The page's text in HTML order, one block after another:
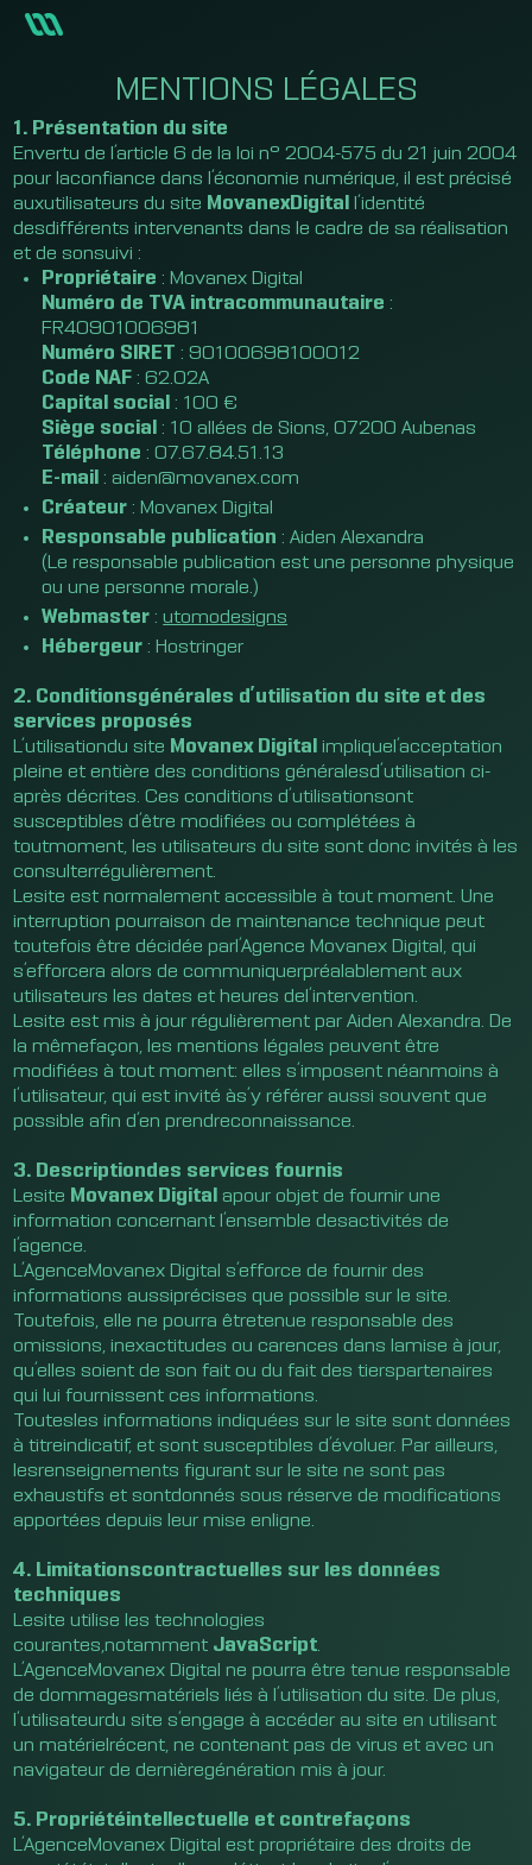
MENTIONS LÉGALES
1. Présentation du site
Envertu de l’article 6 de la loi n° 2004-575 du 21 juin 2004
pour laconfiance dans l’économie numérique, il est précisé
auxutilisateurs du site MovanexDigital
l’identité
desdifférents intervenants dans le cadre de sa réalisation
et de sonsuivi :
Propriétaire : Movanex Digital
Numéro de TVA intracommunautaire :
FR40901006981
Numéro SIRET
: 90100698100012
Code NAF : 62.02A
Capital social : 100 €
Siège social : 10 allées de Sions, 07200 Aubenas
Téléphone : 07.67.84.51.13
E-mail : aiden@movanex.com
Créateur : Movanex Digital
Responsable publication : Aiden Alexandra
(Le responsable publication est une personne physique
ou une personne morale.)
Webmaster :utomodesigns
Hébergeur : Hostringer
2. Conditionsgénérales d’utilisation du site et des
services proposés
L’utilisationdu site Movanex Digital impliquel’acceptation
pleine et entière des conditions généralesd’utilisation ci-
après décrites. Ces conditions d’utilisationsont
susceptibles d’être modifiées ou complétées à
toutmoment, les utilisateurs du site sont donc invités à les
consulterrégulièrement.
Lesite est normalement accessible à tout moment. Une
interruption pourraison de maintenance technique peut
toutefois être décidée parl’Agence Movanex Digital, qui
s’efforcera alors de communiquerpréalablement aux
utilisateurs les dates et heures del’intervention.
Lesite est mis à jour régulièrement par Aiden Alexandra. De
la mêmefaçon, les mentions légales peuvent être
modifiées à tout moment: elles s’imposent néanmoins à
l’utilisateur, qui est invité às’y référer aussi souvent que
possible afin d’en prendreconnaissance.
3. Descriptiondes services fournis
Lesite Movanex Digital apour objet de fournir une
information concernant l’ensemble desactivités de
l’agence.
L’AgenceMovanex Digital s’efforce de fournir des
informations aussiprécises que possible sur le site.
Toutefois, elle ne pourra êtretenue responsable des
omissions, inexactitudes ou carences dans lamise à jour,
qu’elles soient de son fait ou du fait des tierspartenaires
qui lui fournissent ces informations.
Toutesles informations indiquées sur le site sont données
à titreindicatif, et sont susceptibles d’évoluer. Par ailleurs,
lesrenseignements figurant sur le site ne sont pas
exhaustifs et sontdonnés sous réserve de modifications
apportées depuis leur mise enligne.
4. Limitationscontractuelles sur les données
techniques
Lesite utilise les technologies
courantes,notamment JavaScript.
L’AgenceMovanex Digital ne pourra être tenue responsable
de dommagesmatériels liés à l’utilisation du site. De plus,
l’utilisateurdu site s’engage à accéder au site en utilisant
un matérielrécent, ne contenant pas de virus et avec un
navigateur de dernièregénération mis à jour.
5. Propriétéintellectuelle et contrefaçons
L’AgenceMovanex Digital est propriétaire des droits de